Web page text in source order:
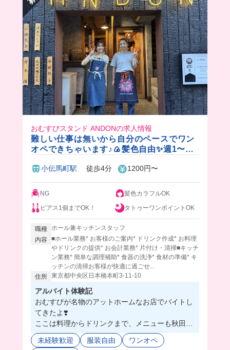
りしちゃうかも…？😚⭐️
みんなも一緒に働こ🫶🏻🎵
おむすびスタンド ANDONの求人情報
難しい仕事は無いから自分のペースでワン
オペできちゃいます♪🍙髪色自由✨週1〜で
小伝馬町駅 徒歩4分 1200円〜
NG
髪色カラフルOK
ピアス1個までOK！
タトゥーワンポイントOK
職種 ホール兼キッチンスタッフ
内容 ■ホール業務* お客様のご案内* ドリンク作成* お料理
やドリンクの提供* お会計業務* 片付け・清掃■キッチ
ン業務* 簡単な調理補助* 食器の洗浄* 食材の準備* キ
ッチンの清掃お客様が快適に過ごせ...
住所 東京都中央区日本橋本町3-11-10
アルバイト体験記
おむすびが名物のアットホームなお店でバイトし
てきたよ❣️
ここは料理からドリンクまで、メニューも秋田産
にすっごくこだわってる素敵なお店なの☺️🍚
お仕事は独り立ちしたらワンオペがメインで、店
未経験歓迎 服装自由
ワンオペ